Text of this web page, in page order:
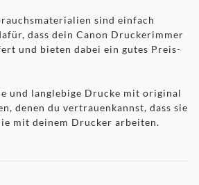
sind einfach
dass dein Canon Druckerimmer
und bieten dabei ein gutes Preis-
und langlebige Drucke mit original
denen du vertrauenkannst, dass sie
mit deinem Drucker arbeiten.